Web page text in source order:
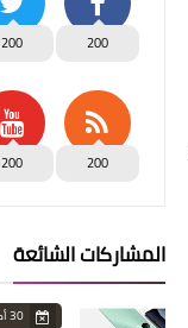
200
200
200
200
المشاركات الشائعة
30 أكتوبر 2023